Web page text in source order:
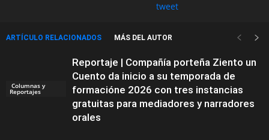
tweet
ARTÍCULO RELACIONADOS MÁS DEL AUTOR
Columnas y
Reportajes
Reportaje | Compañía porteña Ziento un
Cuento da inicio a su temporada de
formacióne 2026 con tres instancias
gratuitas para mediadores y narradores
orales